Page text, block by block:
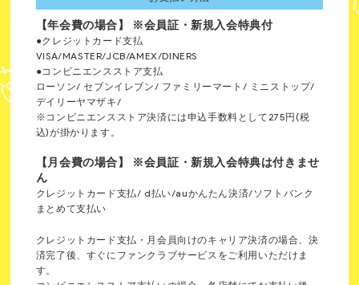
【年会費の場合】 ※会員証・新規入会特典付
●クレジットカード支払
VISA/MASTER/JCB/AMEX/DINERS
●コンビニエンスストア支払
ローソン/ セブンイレブン/ ファミリーマート/ ミニストップ/
デイリーヤマザキ/
※コンビニエンスストア決済には申込手数料として275円(税
込)が掛かります。
【月会費の場合】 ※会員証・新規入会特典は付きませ
ん
クレジットカード支払/ d払い/auかんたん決済/ソフトバンク
まとめて支払い
クレジットカード支払・月会員向けのキャリア決済の場合、決
済完了後、すぐにファンクラブサービスをご利用いただけま
す。